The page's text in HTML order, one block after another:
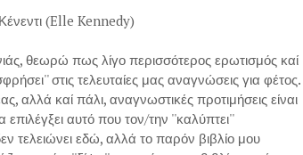
(Elle Kennedy)
θεωρώ πως λίγο περισσότερος ερωτισμός καί
στις τελευταίες μας αναγνώσεις για φέτος.
αλλά καί πάλι, αναγνωστικές προτιμήσεις είναι
αυτό που τον/την ''καλύπτει''
τελειώνει εδώ, αλλά το παρόν βιβλίο μου